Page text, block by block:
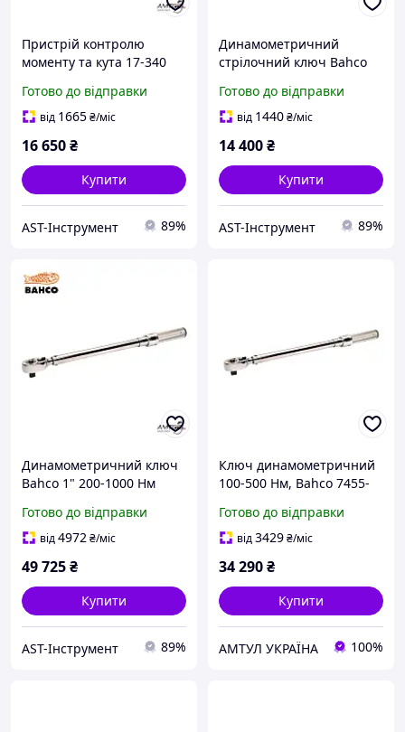
Пристрій контролю
моменту та кута 17-340
Готово до відправки
від 1665₴/міс
16 650₴
Купити
AST-Інструмент 89%
Динамометричний
стрілочний ключ Bahco
Готово до відправки
від 1440₴/міс
14 400₴
Купити
AST-Інструмент 89%
Динамометричний ключ
Bahco 1" 200-1000 Нм
Готово до відправки
від4972₴/міс
49 725₴
Купити
AST-Інструмент 89%
Ключ динамометричний
100-500 Нм, Bahco 7455-
Готово до відправки
від3429₴/міс
34 290₴
Купити
АМТУЛ УКРАЇНА 100%